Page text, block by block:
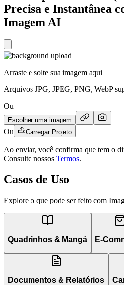
Precisa e Instantânea
Imagem AI
Arraste e solte sua imagem aqui
Arquivos JPG, JPEG, PNG, WebP
Ou
Escolher uma imagem
Ou Carregar Projeto
Ao enviar, você confirma que tem o
Consulte nossos Termos.
Casos de Uso
Explore o que pode ser feito com
Quadrinhos & Mangá E-
Documentos & Relatórios